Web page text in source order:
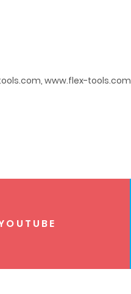
tools.com, www.flex-tools.com